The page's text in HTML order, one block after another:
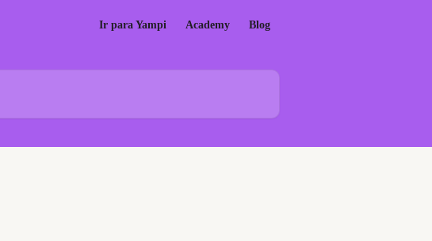
Ir para Yampi Academy Blog